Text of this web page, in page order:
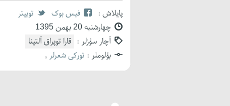
پایلاش : فیس بوک
توییتر
چهارشنبه 20 بهمن 1395
آچار سؤزلر : قارا توپراق آلتینا
بؤلوملر : تورکی شعرلر ,